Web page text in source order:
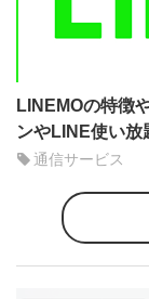
LINEMOの特徴
ンやLINE使い放
通信サービス